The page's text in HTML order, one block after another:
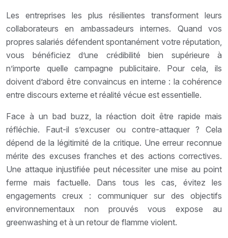
Les entreprises les plus résilientes transforment leurs
collaborateurs en ambassadeurs internes. Quand vos
propres salariés défendent spontanément votre réputation,
vous bénéficiez d’une crédibilité bien supérieure à
n’importe quelle campagne publicitaire. Pour cela, ils
doivent d’abord être convaincus en interne : la cohérence
entre discours externe et réalité vécue est essentielle.
Face à un bad buzz, la réaction doit être rapide mais
réfléchie. Faut-il s’excuser ou contre-attaquer ? Cela
dépend de la légitimité de la critique. Une erreur reconnue
mérite des excuses franches et des actions correctives.
Une attaque injustifiée peut nécessiter une mise au point
ferme mais factuelle. Dans tous les cas, évitez les
engagements creux : communiquer sur des objectifs
environnementaux non prouvés vous expose au
greenwashing et à un retour de flamme violent.